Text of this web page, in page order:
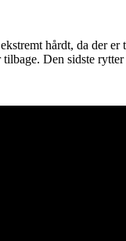
hårdt, da der
Den sidste